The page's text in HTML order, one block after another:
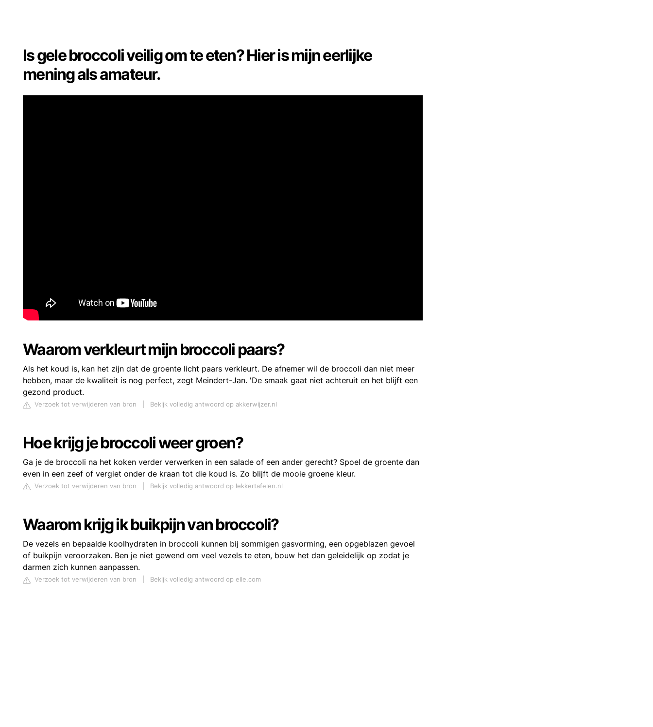
Is gele broccoli veilig om te eten? Hier is mijn eerlijke
mening als amateur.
Waarom verkleurt mijn broccoli paars?
Als het koud is, kan het zijn dat de groente licht paars verkleurt. De afnemer wil de broccoli dan niet meer
hebben, maar de kwaliteit is nog perfect, zegt Meindert-Jan. 'De smaak gaat niet achteruit en het blijft een
gezond product.
Verzoek tot verwijderen van bron Bekijk volledig antwoord op akkerwijzer.nl
Hoe krijg je broccoli weer groen?
Ga je de broccoli na het koken verder verwerken in een salade of een ander gerecht? Spoel de groente dan
even in een zeef of vergiet onder de kraan tot die koud is. Zo blijft de mooie groene kleur.
Verzoek tot verwijderen van bron Bekijk volledig antwoord op lekkertafelen.nl
Waarom krijg ik buikpijn van broccoli?
De vezels en bepaalde koolhydraten in broccoli kunnen bij sommigen gasvorming, een opgeblazen gevoel
of buikpijn veroorzaken. Ben je niet gewend om veel vezels te eten, bouw het dan geleidelijk op zodat je
darmen zich kunnen aanpassen.
Verzoek tot verwijderen van bron Bekijk volledig antwoord op elle.com